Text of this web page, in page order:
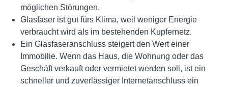
möglichen Störungen.
Glasfaser ist gut fürs Klima, weil weniger Energie
verbraucht wird als im bestehenden Kupfernetz.
Ein Glasfaseranschluss steigert den Wert einer
Immobilie. Wenn das Haus, die Wohnung oder das
Geschäft verkauft oder vermietet werden soll, ist ein
schneller und zuverlässiger Internetanschluss ein